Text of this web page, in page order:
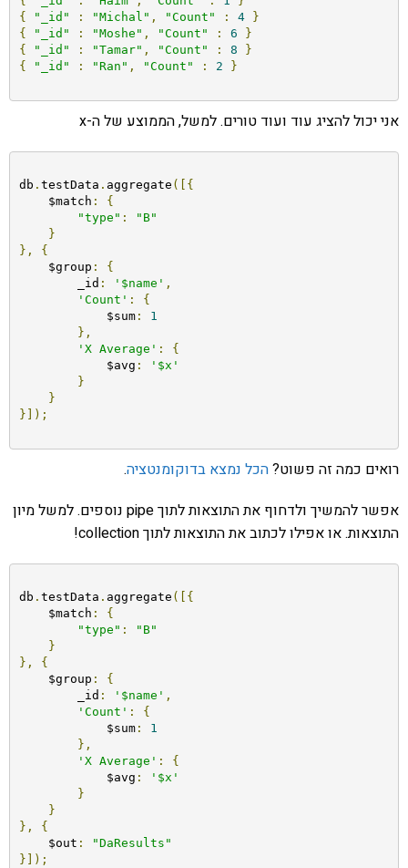
{
"_id" : "Michal" , "Count" : 4
}
{
"_id" : "Moshe" , "Count" : 6
}
{
"_id" : "Tamar" , "Count" : 8
}
{
"_id" : "Ran" , "Count" : 2 }
אני יכול להציג עוד ועוד טורים. למשל, הממוצע של ה-x
db . testData . aggregate ([{
    $match
:
{
"type" :
"B"
}
},
{
    $group
:
{
        _id
: '$name' ,
'Count' :
{
            $sum
:
1
},
'X Average' :
{
            $avg
:
'$x'
}
}
}]);
רואים כמה זה פשוט?הכל נמצא בדוקומנטציה.
אפשר להמשיך ולדחוף את התוצאות לתוך pipe נוספים. למשל מיון
התוצאות. או אפילו לכתוב את התוצאות לתוך collection!
db . testData . aggregate ([{
    $match
:
{
"type" :
"B"
}
},
{
    $group
:
{
        _id
: '$name' ,
'Count' :
{
            $sum
:
1
},
'X Average' :
{
            $avg
:
'$x'
}
}
},
{
    $out
:
"DaResults"
}]);